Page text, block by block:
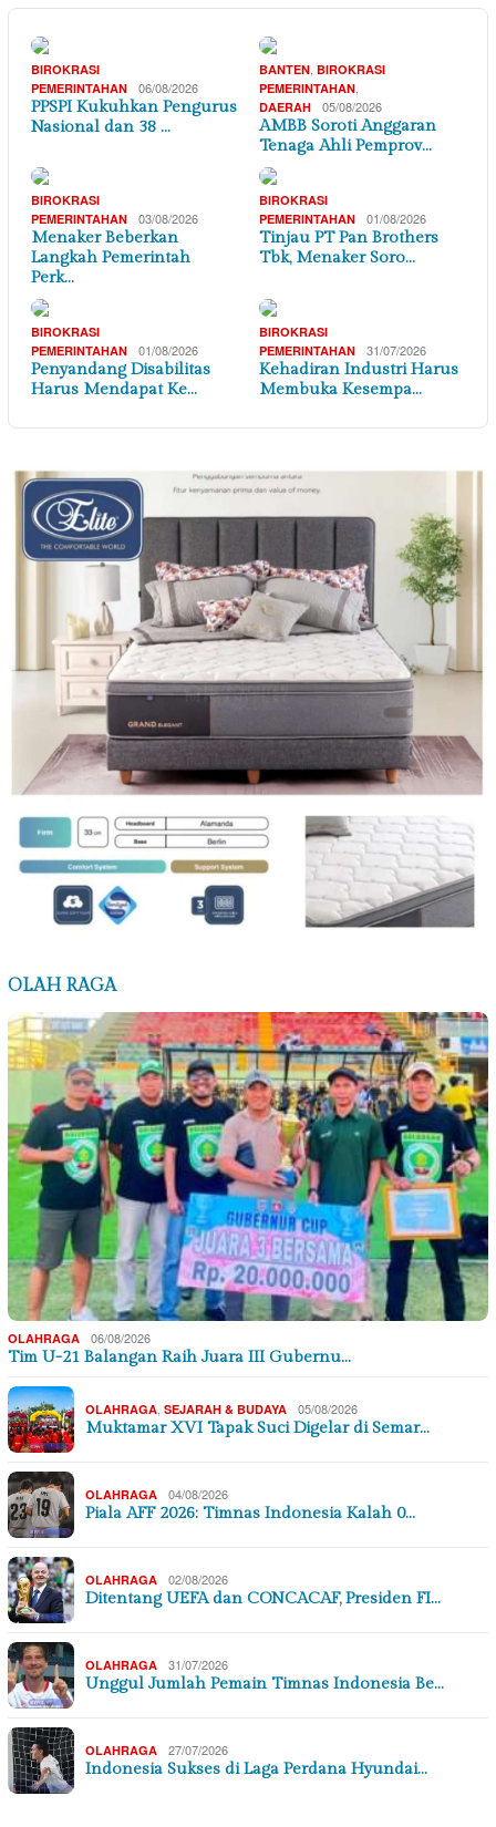
BIROKRASI
PEMERINTAHAN
06/08/2026
PPSPI Kukuhkan Pengurus
Nasional dan 38 …
BANTEN, BIROKRASI
PEMERINTAHAN,
DAERAH 05/08/2026
AMBB Soroti Anggaran
Tenaga Ahli Pemprov…
BIROKRASI
PEMERINTAHAN
03/08/2026
Menaker Beberkan
Langkah Pemerintah
Perk…
BIROKRASI
PEMERINTAHAN
01/08/2026
Tinjau PT Pan Brothers
Tbk, Menaker Soro…
BIROKRASI
PEMERINTAHAN
01/08/2026
Penyandang Disabilitas
Harus Mendapat Ke…
BIROKRASI
PEMERINTAHAN
31/07/2026
Kehadiran Industri Harus
Membuka Kesempa…
OLAH RAGA
OLAHRAGA 06/08/2026
Tim U-21 Balangan Raih Juara III Gubernu…
OLAHRAGA SEJARAH & BUDAYA 05/08/2026
Muktamar XVI Tapak Suci Digelar di Semar…
OLAHRAGA 04/08/2026
Piala AFF 2026: Timnas Indonesia Kalah 0…
OLAHRAGA 02/08/2026
Ditentang UEFA dan CONCACAF, Presiden FI…
OLAHRAGA 31/07/2026
Unggul Jumlah Pemain Timnas Indonesia Be…
OLAHRAGA 27/07/2026
Indonesia Sukses di Laga Perdana Hyundai…